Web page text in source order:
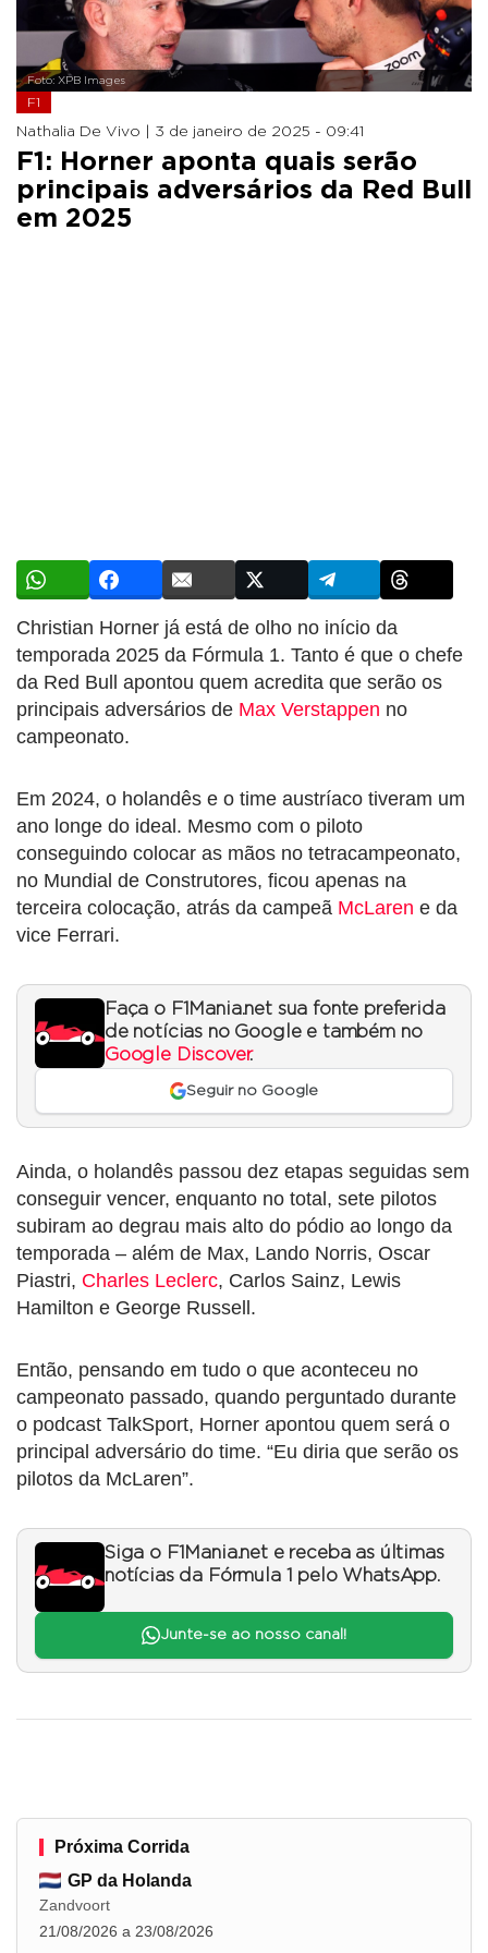
Foto: XPB Images
F1
Nathalia De Vivo | 3 de janeiro de 2025 - 09:41
F1: Horner aponta quais serão
principais adversários da Red Bull
em 2025
Christian Horner já está de olho no início da
temporada 2025 da Fórmula 1. Tanto é que o chefe
da Red Bull apontou quem acredita que serão os
principais adversários de Max Verstappen no
campeonato.
Em 2024, o holandês e o time austríaco tiveram um
ano longe do ideal. Mesmo com o piloto
conseguindo colocar as mãos no tetracampeonato,
no Mundial de Construtores, ficou apenas na
terceira colocação, atrás da campeã McLaren e da
vice Ferrari.
Faça o F1Mania.net sua fonte preferida
de notícias no Google e também no
Google Discover.
Seguir no Google
Ainda, o holandês passou dez etapas seguidas sem
conseguir vencer, enquanto no total, sete pilotos
subiram ao degrau mais alto do pódio ao longo da
temporada – além de Max, Lando Norris, Oscar
Piastri, Charles Leclerc, Carlos Sainz, Lewis
Hamilton e George Russell.
Então, pensando em tudo o que aconteceu no
campeonato passado, quando perguntado durante
o podcast TalkSport, Horner apontou quem será o
principal adversário do time. “Eu diria que serão os
pilotos da McLaren”.
Siga o F1Mania.net e receba as últimas
notícias da Fórmula 1 pelo WhatsApp.
Junte-se ao nosso canal!
Próxima Corrida
GP da Holanda
Zandvoort
21/08/2026 a 23/08/2026